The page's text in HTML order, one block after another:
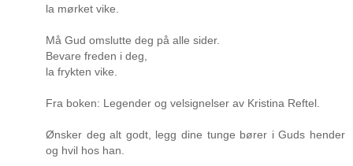
la mørket vike.
Må Gud omslutte deg på alle sider.
Bevare freden i deg,
la frykten vike.
Fra boken: Legender og velsignelser av Kristina Reftel.
Ønsker deg alt godt, legg dine tunge bører i Guds hender
og hvil hos han.